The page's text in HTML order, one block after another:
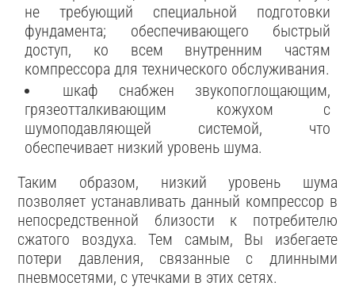
не требующий специальной подготовки
фундамента; обеспечивающего быстрый
доступ, ко всем внутренним частям
компрессора для технического обслуживания.
шкаф снабжен звукопоглощающим,
грязеотталкивающим кожухом с
шумоподавляющей системой, что
обеспечивает низкий уровень шума.
Таким образом, низкий уровень шума
позволяет устанавливать данный компрессор в
непосредственной близости к потребителю
сжатого воздуха. Тем самым, Вы избегаете
потери давления, связанные с длинными
пневмосетями, с утечками в этих сетях.